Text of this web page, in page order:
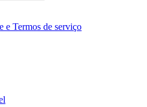
e Termos de serviço